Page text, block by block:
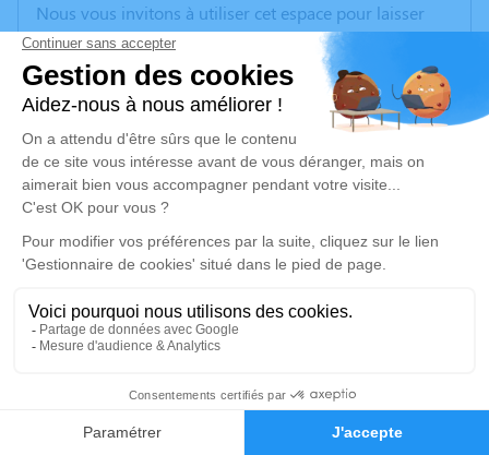
Faire-part Hommages
Nous vous invitons à utiliser cet espace pour laisser
vos condoléances, partager des photos souvenirs, une
anecdote ou exprimer vos pensées à travers des
poèmes ou des textes. Cet endroit est un lieu
d'expression dédié à honorer la mémoire de Pauline
DONNADIEU.
Un service de plantation d’arbre hommage est
disponible ici.
Je rends hommage
Cérémonie religieuse
Église de Saint-Just-Chaleyssin
38540 Saint-Just-Chaleyssin